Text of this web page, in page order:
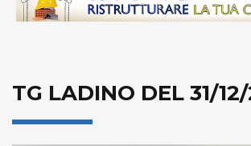
TG LADINO DEL 31/